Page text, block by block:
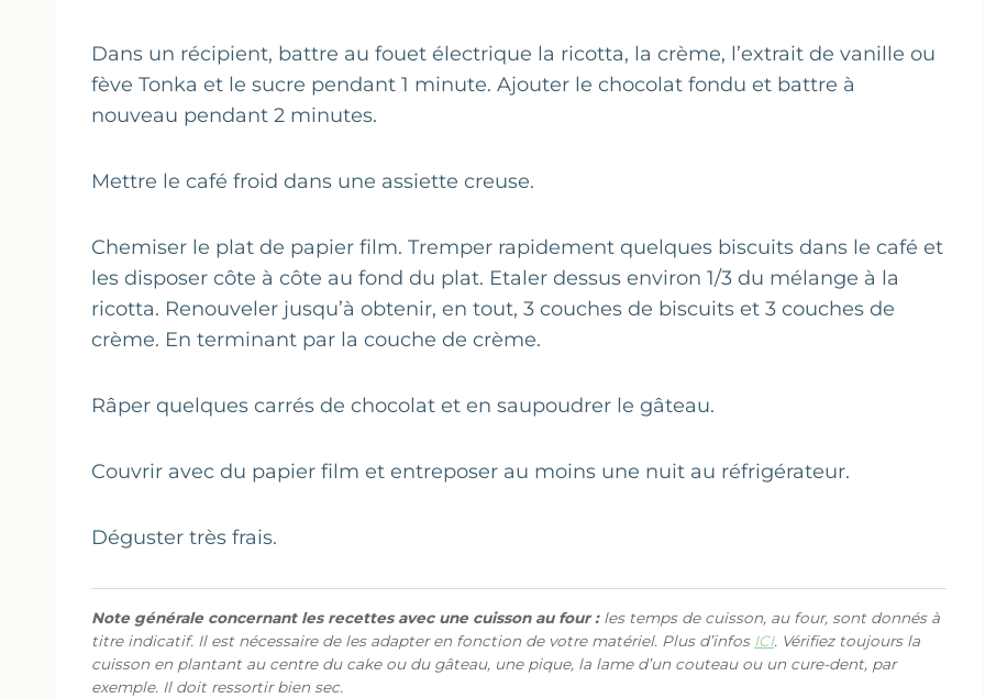
Dans un récipient, battre au fouet électrique la ricotta, la crème, l’extrait de vanille ou
fève Tonka et le sucre pendant 1 minute. Ajouter le chocolat fondu et battre à
nouveau pendant 2 minutes.
Mettre le café froid dans une assiette creuse.
Chemiser le plat de papier film. Tremper rapidement quelques biscuits dans le café et
les disposer côte à côte au fond du plat. Etaler dessus environ 1/3 du mélange à la
ricotta. Renouveler jusqu’à obtenir, en tout, 3 couches de biscuits et 3 couches de
crème. En terminant par la couche de crème.
Râper quelques carrés de chocolat et en saupoudrer le gâteau.
Couvrir avec du papier film et entreposer au moins une nuit au réfrigérateur.
Déguster très frais.
Note générale concernant les recettes avec une cuisson au four :les temps de cuisson, au four, sont donnés à
titre indicatif. Il est nécessaire de les adapter en fonction de votre matériel. Plus d’infos ICI. Vérifiez toujours la
cuisson en plantant au centre du cake ou du gâteau, une pique, la lame d’un couteau ou un cure-dent, par
exemple. Il doit ressortir bien sec.